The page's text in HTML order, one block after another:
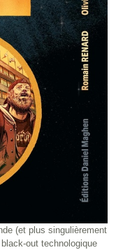
(et plus singulièrement
out technologique